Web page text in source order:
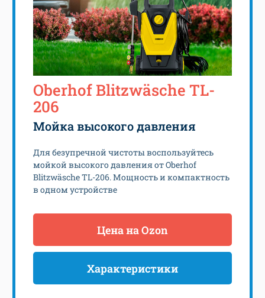
Oberhof Blitzwäsche TL-
206
Мойка высокого давления
Для безупречной чистоты воспользуйтесь
мойкой высокого давления от Oberhof
Blitzwäsche TL-206. Мощность и компактность
в одном устройстве
Цена на Ozon
Характеристики